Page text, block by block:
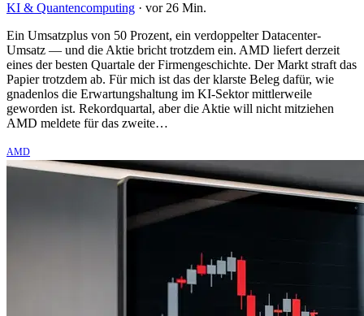
KI & Quantencomputing · vor 26 Min.
Ein Umsatzplus von 50 Prozent, ein verdoppelter Datacenter-
Umsatz — und die Aktie bricht trotzdem ein. AMD liefert derzeit
eines der besten Quartale der Firmengeschichte. Der Markt straft das
Papier trotzdem ab. Für mich ist das der klarste Beleg dafür, wie
gnadenlos die Erwartungshaltung im KI-Sektor mittlerweile
geworden ist. Rekordquartal, aber die Aktie will nicht mitziehen
AMD meldete für das zweite…
AMD